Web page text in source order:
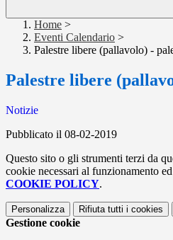
Home >
Eventi Calendario >
Palestre libere (pallavolo) -
Palestre libere
Notizie
Pubblicato il 08-02-2019
Questo sito o gli strumenti terzi da
cookie necessari al funzionamento
COOKIE POLICY.
Personalizza Rifiuta tutti i cookies
Gestione cookie